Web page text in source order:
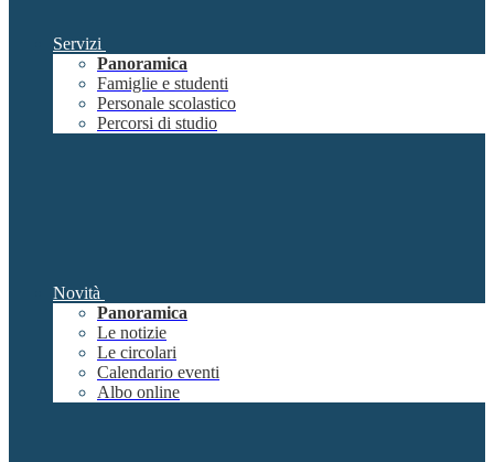
Servizi
Panoramica
Famiglie e studenti
Personale scolastico
Percorsi di studio
Novità
Panoramica
Le notizie
Le circolari
Calendario eventi
Albo online